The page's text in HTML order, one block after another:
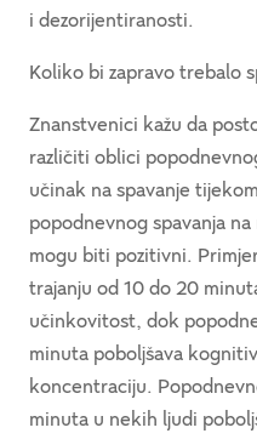
i dezorijentiranosti.
Koliko bi zapravo trebalo
Znanstvenici kažu da
različiti oblici
učinak na spavanje
popodnevnog spavanja
mogu biti pozitivni.
trajanju od 10 do 20
učinkovitost, dok
minuta poboljšava
koncentraciju.
minuta u nekih ljudi